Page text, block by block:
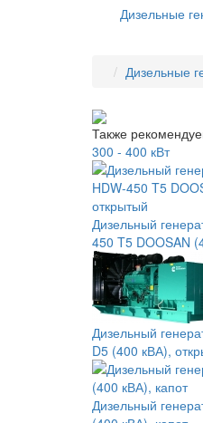
Дизельные
Дизельные
Также
300 - 400 кВт
Дизельный
450 T5 DOOSAN
Дизельный
D5 (400 кВА),
Дизельный